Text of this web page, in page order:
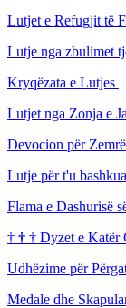
Lutjet e Refugjit të
Lutje nga zbulimet
Kryqëzata e Lutjes
Lutjet nga Zonja e
Devocion për
Lutje për t'u
Flama e Dashurisë
† † † Dyzet e Katër
Udhëzime për
Medale dhe